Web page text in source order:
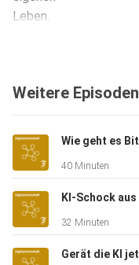
Leben.
Weitere Episoden
40 Minuten
32 Minuten